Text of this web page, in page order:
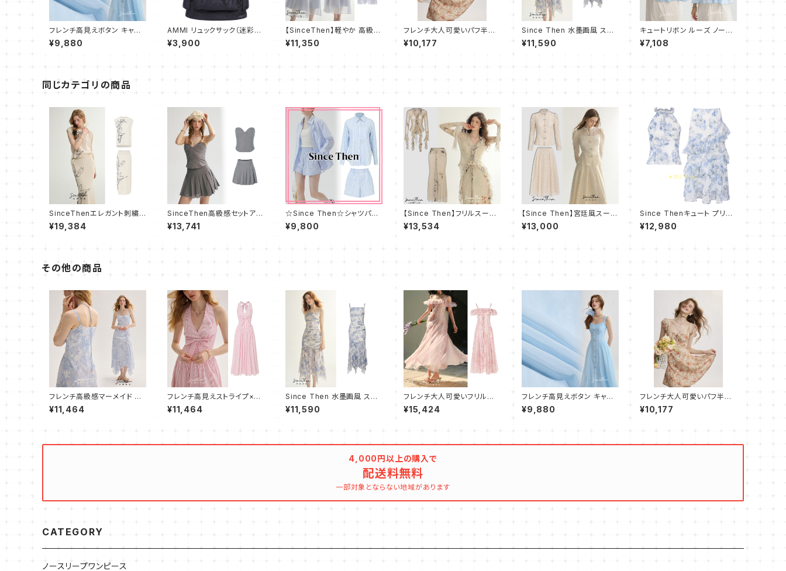
フレンチ高見えボタン キャミ
¥9,880
AMMI リュックサック（迷彩
柄） 大容量 通勤 通学用 登山
用 ビジネスリュック A4サイズ
¥3,900
【SinceThen】軽やか 高級感
パフ マキシ丈 ワンピース ドレ
ス
¥11,350
フレンチ大人可愛いパフ半袖
ワンピース ショート スリム
¥10,177
Since Then 水墨画風 スリ
ム キャミ ワンピース ドレス
¥11,590
キュートリボン ルーズ ノース
リーブブラウス
¥7,108
同じカテゴリの商品
SinceThenエレガント刺繍
上下セット トップス×スカート
¥19,384
SinceThen高級感セットアッ
プ トップス プリーツスカート
¥13,741
☆Since Then☆シャツパン
ツ 上下 セットアップ☆
¥9,800
【Since Then】フリルスーツ
スカートハイエンド セットアッ
プ
¥13,534
【Since Then】宮廷風スーツ
スカート セットアップ
¥13,000
Since Thenキュート プリン
ト トップス スカート セットア
ップ
¥12,980
その他の商品
フレンチ高級感マーメイド キ
ャミワンピース フレア ロング
¥11,464
フレンチ高見えストライプ×リ
ボン ホルターワンピース
¥11,464
Since Then 水墨画風 スリ
ム キャミ ワンピース ドレス
¥11,590
フレンチ大人可愛いフリル揺
れるキャミワンピース フレア
ロング
¥15,424
フレンチ高見えボタン キャミ
¥9,880
フレンチ大人可愛いパフ半袖
ワンピース ショート スリム
¥10,177
4,000円以上の購入で
配送料無料
一部対象とならない地域があります
CATEGORY
ノースリープワンピース